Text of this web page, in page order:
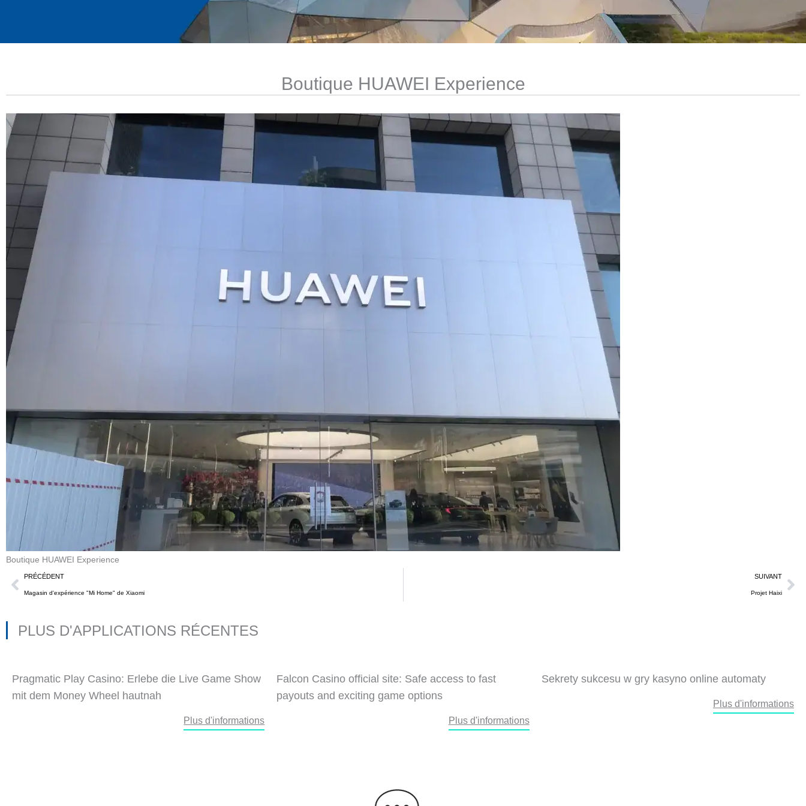
Boutique HUAWEI Experience
Boutique HUAWEI Experience
Précédent
PRÉCÉDENT
Magasin d'expérience "Mi Home" de Xiaomi
SUIVANT
Projet Haixi
PLUS D'APPLICATIONS RÉCENTES
Pragmatic Play Casino: Erlebe die Live Game Show
mit dem Money Wheel hautnah
Plus d'informations
Falcon Casino official site: Safe access to fast
payouts and exciting game options
Plus d'informations
Sekrety sukcesu w gry kasyno online automaty
Plus d'informations